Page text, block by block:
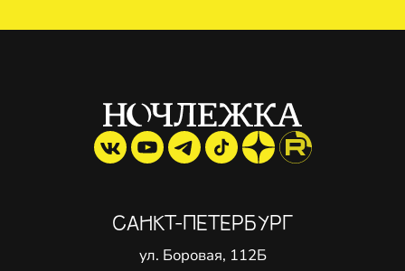
САНКТ-ПЕТЕРБУРГ
ул. Боровая, 112Б